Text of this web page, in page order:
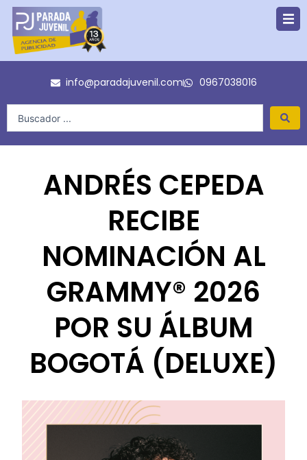
contenido
info@paradajuvenil.com 0967038016
ANDRÉS CEPEDA
RECIBE
NOMINACIÓN AL
GRAMMY® 2026
POR SU ÁLBUM
BOGOTÁ (DELUXE)